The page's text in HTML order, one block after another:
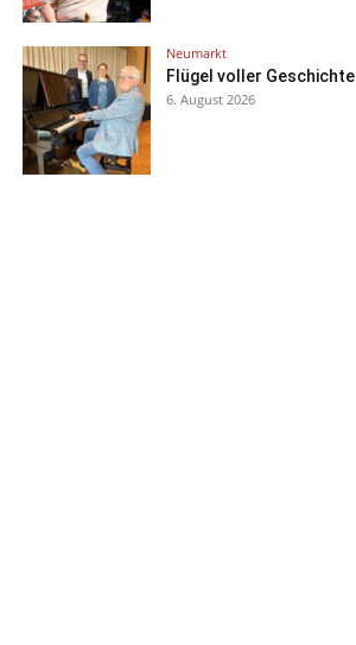
Neumarkt
Flügel voller Geschichte
6. August 2026